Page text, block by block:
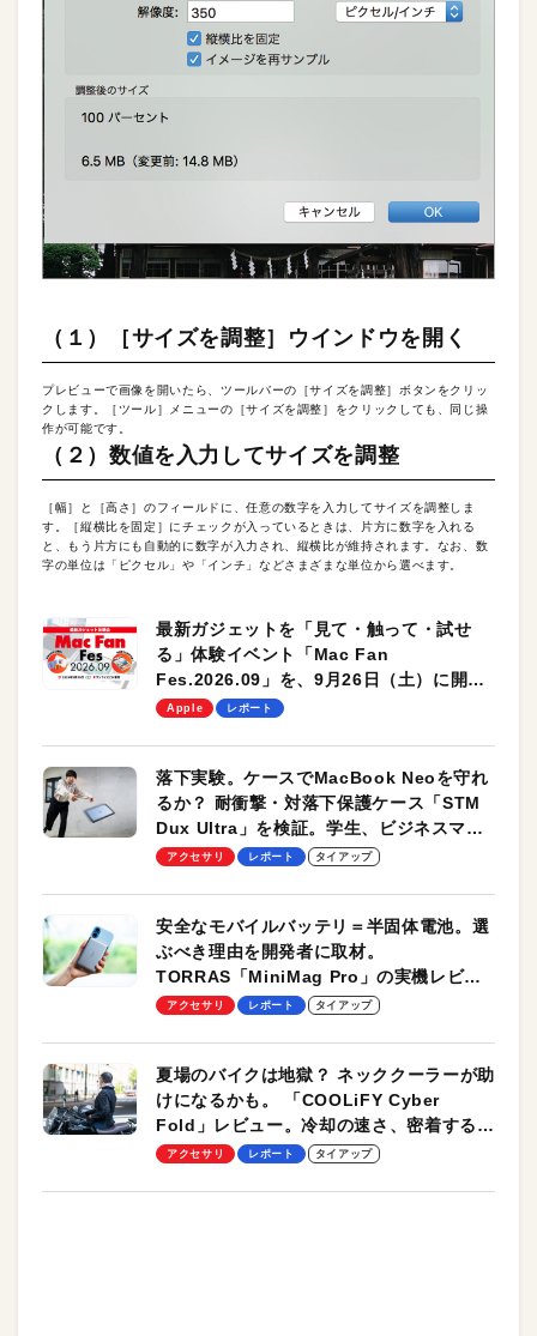
（１）［サイズを調整］ウインドウを開く
プレビューで画像を開いたら、ツールバーの［サイズを調整］ボタンをクリッ
クします。［ツール］メニューの［サイズを調整］をクリックしても、同じ操
作が可能です。
（２）数値を入力してサイズを調整
［幅］と［高さ］のフィールドに、任意の数字を入力してサイズを調整しま
す。［縦横比を固定］にチェックが入っているときは、片方に数字を入れる
と、もう片方にも自動的に数字が入力され、縦横比が維持されます。なお、数
字の単位は「ピクセル」や「インチ」などさまざまな単位から選べます。
最新ガジェットを「見て・触って・試せ
る」体験イベント「Mac Fan
Fes.2026.09」を、9月26日（土）に開催
します！
Apple レポート
落下実験。ケースでMacBook Neoを守れ
るか？ 耐衝撃・対落下保護ケース「STM
Dux Ultra」を検証。学生、ビジネスマン
のモバイルユースに最適！
アクセサリ レポート タイアップ
安全なモバイルバッテリ＝半固体電池。選
ぶべき理由を開発者に取材。
TORRAS「MiniMag Pro」の実機レビュ
ーも
アクセサリ レポート タイアップ
夏場のバイクは地獄？ ネッククーラーが助
けになるかも。 「COOLiFY Cyber
Fold」レビュー。冷却の速さ、密着する冷
却プレート、シンプルな操作性がグッド！
アクセサリ レポート タイアップ